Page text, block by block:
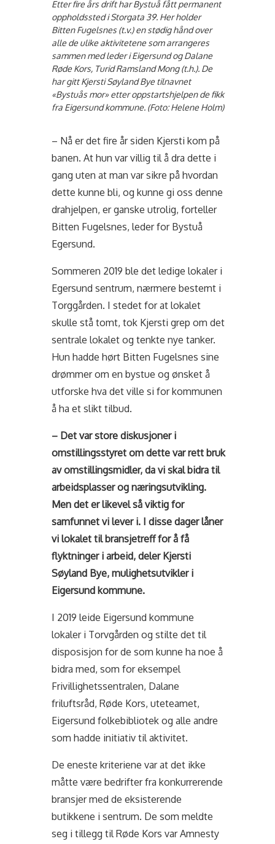
Etter fire års drift har Bystuå fått permanent
oppholdssted i Storgata 39. Her holder
Bitten Fugelsnes (t.v.) en stødig hånd over
alle de ulike aktivitetene som arrangeres
sammen med leder i Eigersund og Dalane
Røde Kors, Turid Ramsland Mong (t.h.). De
har gitt Kjersti Søyland Bye tilnavnet
«Bystuås mor» etter oppstartshjelpen de fikk
fra Eigersund kommune. (Foto: Helene Holm)
– Nå er det fire år siden Kjersti kom på
banen. At hun var villig til å dra dette i
gang uten at man var sikre på hvordan
dette kunne bli, og kunne gi oss denne
drahjelpen, er ganske utrolig, forteller
Bitten Fugelsnes, leder for Bystuå
Egersund.
Sommeren 2019 ble det ledige lokaler i
Egersund sentrum, nærmere bestemt i
Torggården. I stedet for at lokalet
skulle stå tomt, tok Kjersti grep om det
sentrale lokalet og tenkte nye tanker.
Hun hadde hørt Bitten Fugelsnes sine
drømmer om en bystue og ønsket å
utforske hva det ville si for kommunen
å ha et slikt tilbud.
– Det var store diskusjoner i
omstillingsstyret om dette var rett bruk
av omstillingsmidler, da vi skal bidra til
arbeidsplasser og næringsutvikling.
Men det er likevel så viktig for
samfunnet vi lever i. I disse dager låner
vi lokalet til bransjetreff for å få
flyktninger i arbeid, deler Kjersti
Søyland Bye, mulighetsutvikler i
Eigersund kommune.
I 2019 leide Eigersund kommune
lokaler i Torvgården og stilte det til
disposisjon for de som kunne ha noe å
bidra med, som for eksempel
Frivillighetssentralen, Dalane
friluftsråd, Røde Kors, uteteamet,
Eigersund folkebibliotek og alle andre
som hadde initiativ til aktivitet.
De eneste kriteriene var at det ikke
måtte være bedrifter fra konkurrerende
bransjer med de eksisterende
butikkene i sentrum. De som meldte
seg i tillegg til Røde Kors var Amnesty